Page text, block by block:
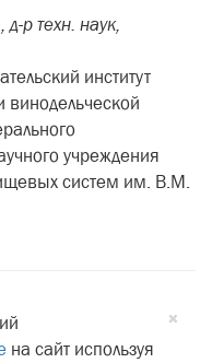
р техн. наук,
институт
винодельческой
учреждения
систем им. В.М.
×
на сайт используя